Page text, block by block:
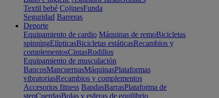
Textil bebé CojinesFunda
Seguridad Barreras
Deporte
Equipamiento de cardio Máquinas de remoBicicletas
spinningElípticasBicicletas estáticasRecambios y
complementosCintasRodillos
Equipamiento de musculación
BancosMancuernasMáquinasPlataformas
vibratoriasRecambios y complementos
Accesorios fitness BandasBarrasPlataforma de
stepCuerdasBolas y esferas de equilibrio